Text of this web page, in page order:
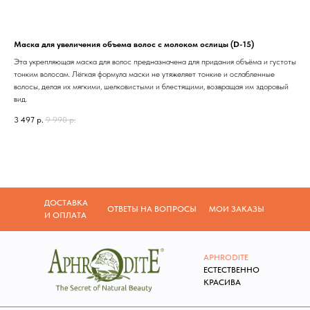
Маска для увеличения объема волос с молоком ослицы (D-15)
Эта укрепляющая маска для волос предназначена для придания объёма и густоты
тонким волосам. Лёгкая формула маски не утяжеляет тонкие и ослабленные
волосы, делая их мягкими, шелковистыми и блестящими, возвращая им здоровый
вид.
3 497 р. 9 990 р.
APHRODITE
ЕСТЕСТВЕННО
КРАСИВА
ДОСТАВКА
И ОПЛАТА
ОТВЕТЫ НА ВОПРОСЫ МОИ ЗАКАЗЫ